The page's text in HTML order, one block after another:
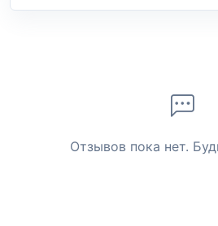
Отзывов пока нет.